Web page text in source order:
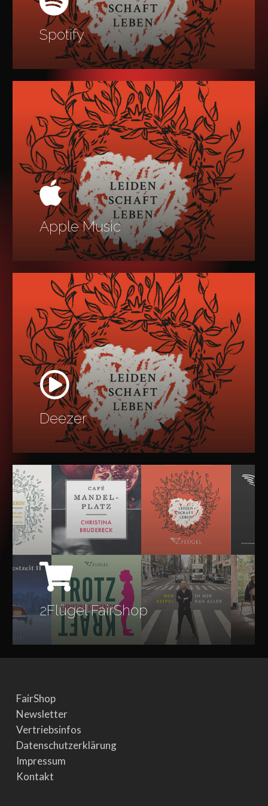
Spotify
Apple Music
Deezer
2Flügel FairShop
Learn
more
FairShop
Newsletter
Vertriebsinfos
Datenschutzerklärung
Impressum
Kontakt